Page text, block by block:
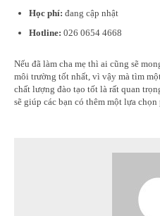
Học phí: đang cập nhật
Hotline: 026 0654 4668
Nếu đã làm cha mẹ thì ai cũng sẽ
môi trường tốt nhất, vì vậy mà tìm
chất lượng đào tạo tốt là rất quan
sẽ giúp các bạn có thêm một lựa chọn